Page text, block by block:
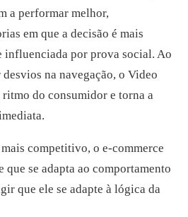
a performar melhor,
em que a decisão é mais
influenciada por prova social. Ao
na navegação, o Video
ritmo do consumidor e torna a
competitivo, o e-commerce
que se adapta ao comportamento
que ele se adapte à lógica da